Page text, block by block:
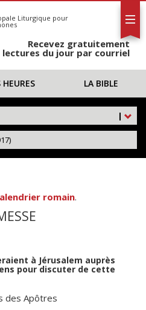
Liturgique pour
Recevez gratuitement
lectures du jour par courriel
HEURES LA BIBLE
|
romain.
à Jérusalem auprès
pour discuter de cette
des Apôtres